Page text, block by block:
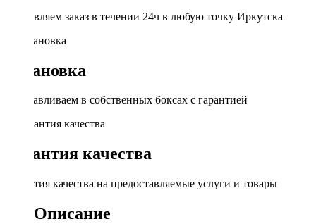
Доставляем заказ в течении 24ч в любую точку Иркутска
Установка
Устанавливаем в собственных боксах с гарантией
Гарантия качества
Гарантия качества на предоставляемые услуги и товары
Описание